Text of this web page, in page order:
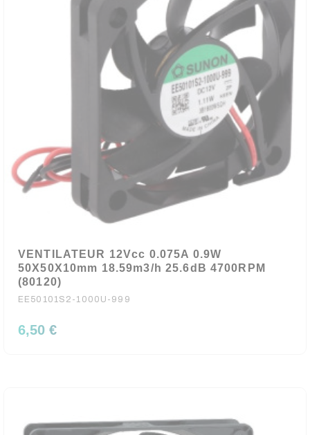
VENTILATEUR 12Vcc 0.075A 0.9W
50X50X10mm 18.59m3/h 25.6dB 4700RPM
(80120)
EE50101S2-1000U-999
6,50 €